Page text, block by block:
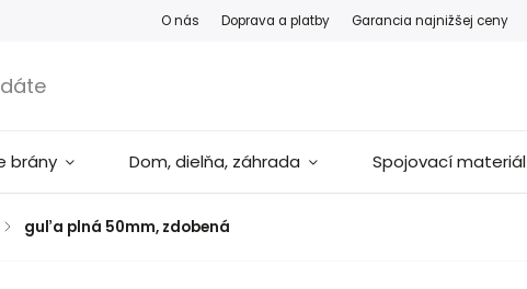
O nás Doprava a platby Garancia najnižšej ceny
brány Dom, dielňa, záhrada Spojovací materiál
/ guľa plná 50mm, zdobená